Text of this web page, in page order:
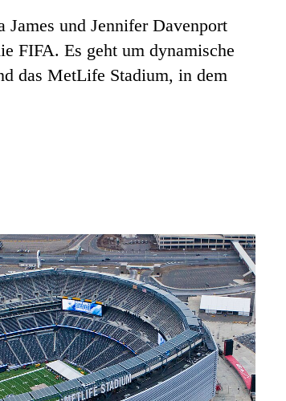
und Jennifer Davenport
FIFA. Es geht um dynamische
das MetLife Stadium, in dem